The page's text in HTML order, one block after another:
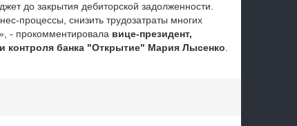
до закрытия дебиторской задолженности.
процессы, снизить трудозатраты многих
- прокомментировала вице-президент,
контроля банка "Открытие" Мария Лысенко